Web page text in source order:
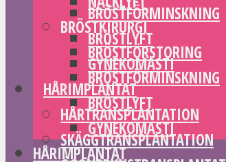
BRÖSTFÖRMINSKNING
BRÖSTLYFT
GYNEKOMASTI
HÅRIMPLANTAT
HÅRTRANSPLANTATION
SKÄGGTRANSPLANTATION
BRÖSTKIRURGI
BRÖSTFÖRSTORING
BRÖSTFÖRMINSKNING
BRÖSTLYFT
GYNEKOMASTI
HÅRIMPLANTAT